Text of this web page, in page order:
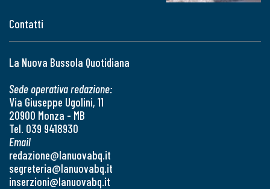
Contatti
La Nuova Bussola Quotidiana
Sede operativa redazione:
Via Giuseppe Ugolini, 11
20900 Monza - MB
Tel. 039 9418930
Email
redazione@lanuovabq.it
segreteria@lanuovabq.it
inserzioni@lanuovabq.it